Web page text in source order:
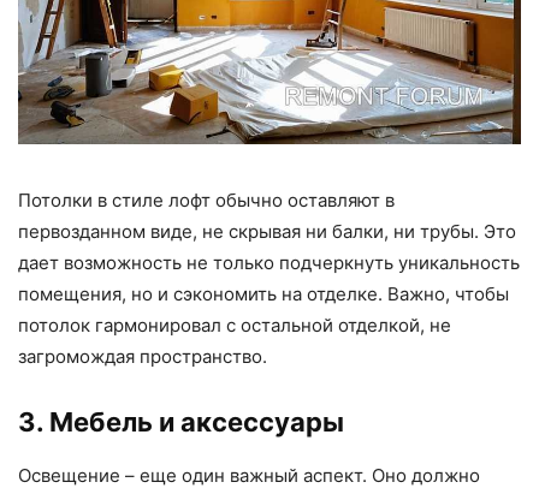
Потолки в стиле лофт обычно оставляют в
первозданном виде, не скрывая ни балки, ни трубы. Это
дает возможность не только подчеркнуть уникальность
помещения, но и сэкономить на отделке. Важно, чтобы
потолок гармонировал с остальной отделкой, не
загромождая пространство.
3. Мебель и аксессуары
Освещение – еще один важный аспект. Оно должно